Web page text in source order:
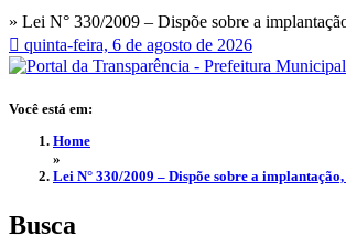
» Lei N° 330/2009 – Dispõe sobre a
quinta-feira, 6 de agosto de 2026
Você está em:
Home
»
Lei N° 330/2009 – Dispõe sobre a
Busca